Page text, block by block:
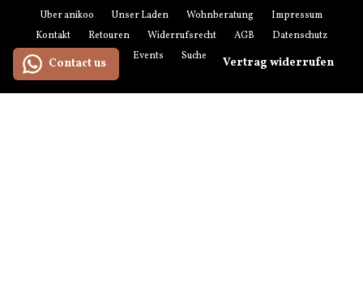
Über anikoo Unser Laden Wohnberatung
Impressum
Kontakt
Retouren Widerrufsrecht AGB
Datenschutz
Zahlung & Versand
Events Suchen Newsletter-Anmeldung
Vertrag widerrufen
Contact us